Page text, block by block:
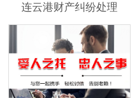
连云港财产纠纷处理